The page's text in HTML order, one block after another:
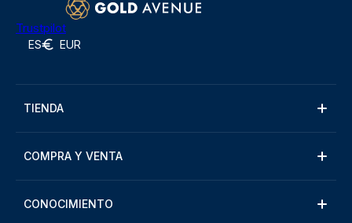
Trustpilot
ES EUR
TIENDA
COMPRA Y VENTA
CONOCIMIENTO